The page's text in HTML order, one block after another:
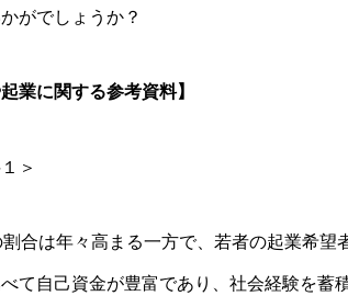
がでしょうか？
業に関する参考資料】
＞
合は年々高まる一方で、若者の起業希
て自己資金が豊富であり、社会経験を蓄